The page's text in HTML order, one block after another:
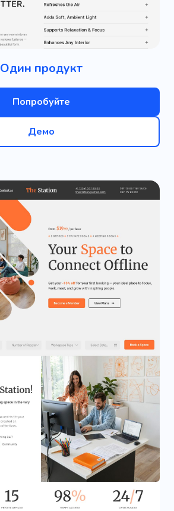
Один продукт
Попробуйте
Демо